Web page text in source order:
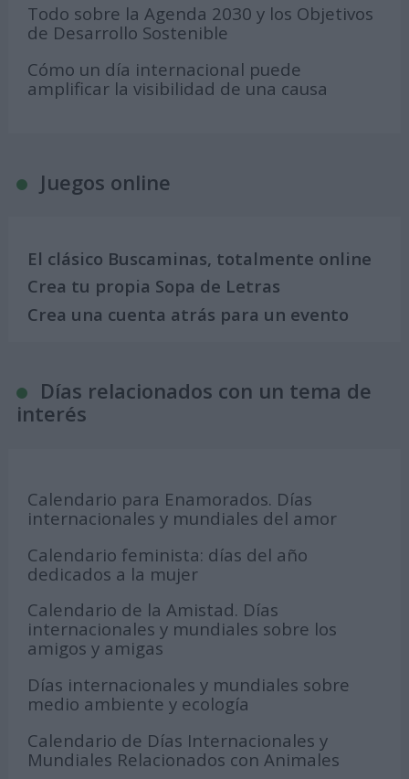
Todo sobre la Agenda 2030 y los Objetivos
de Desarrollo Sostenible
Cómo un día internacional puede
amplificar la visibilidad de una causa
Juegos online
El clásico Buscaminas, totalmente online
Crea tu propia Sopa de Letras
Crea una cuenta atrás para un evento
Días relacionados con un tema de
interés
Calendario para Enamorados. Días
internacionales y mundiales del amor
Calendario feminista: días del año
dedicados a la mujer
Calendario de la Amistad. Días
internacionales y mundiales sobre los
amigos y amigas
Días internacionales y mundiales sobre
medio ambiente y ecología
Calendario de Días Internacionales y
Mundiales Relacionados con Animales